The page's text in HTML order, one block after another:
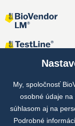
Spoločné projekty
My, spoločnosť
osobné údaje na
súhlasom aj na
Podrobné